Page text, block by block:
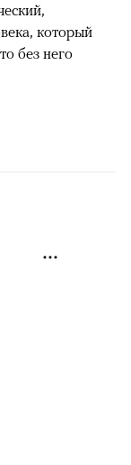
который
без него